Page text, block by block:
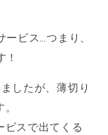
ビス…つまり、
したが、薄切り
ビスで出てくる